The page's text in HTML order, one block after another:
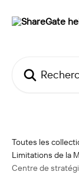
Toutes les
Limitations de la
Centre de